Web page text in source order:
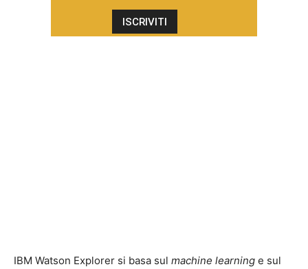
IBM Watson Explorer si basa sul machine learning e sul